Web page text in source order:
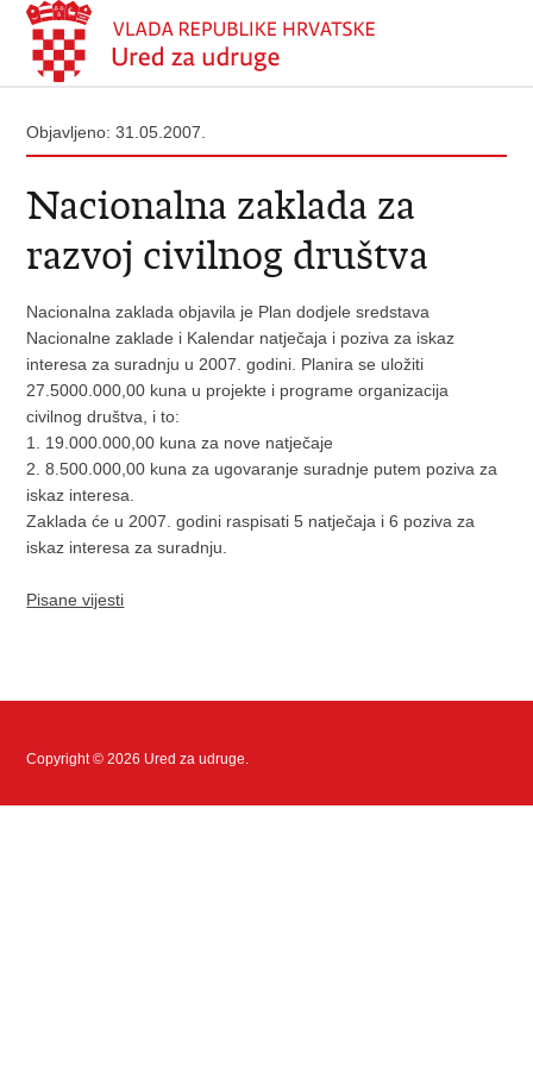
Objavljeno: 31.05.2007.
Nacionalna zaklada za
razvoj civilnog društva
Nacionalna zaklada objavila je Plan dodjele sredstava
Nacionalne zaklade i Kalendar natječaja i poziva za iskaz
interesa za suradnju u 2007. godini. Planira se uložiti
27.5000.000,00 kuna u projekte i programe organizacija
civilnog društva, i to:
1. 19.000.000,00 kuna za nove natječaje
2. 8.500.000,00 kuna za ugovaranje suradnje putem poziva za
iskaz interesa.
Zaklada će u 2007. godini raspisati 5 natječaja i 6 poziva za
iskaz interesa za suradnju.
Pisane vijesti
Copyright © 2026 Ured za udruge.